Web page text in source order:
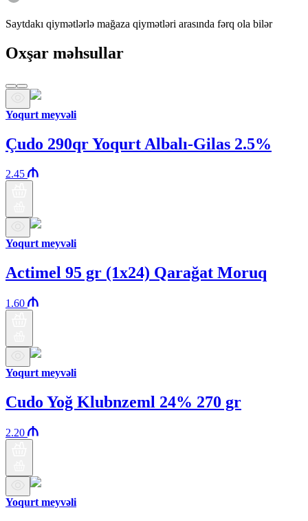
Saytdakı qiymətlərlə mağaza qiymətləri arasında fərq ola bilər
Oxşar məhsullar
Yoqurt meyvəli
Çudo 290qr Yoqurt Albalı-Gilas 2.5%
2.45
Yoqurt meyvəli
Actimel 95 gr (1x24) Qarağat Moruq
1.60
Yoqurt meyvəli
Cudo Yoğ Klubnzeml 24% 270 gr
2.20
Yoqurt meyvəli